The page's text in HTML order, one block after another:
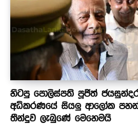
හිටපු පොලිස්පති පූජිත්
අධිකරණයේ සියලු ආලෝක පහන්
තීන්දුව ලැබුණේ මෙහෙමයි